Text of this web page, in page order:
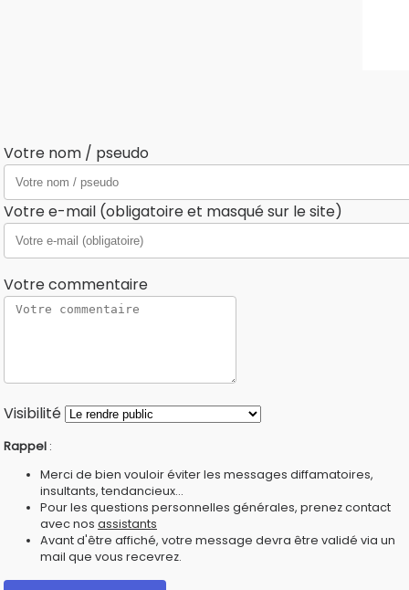
Votre nom / pseudo
Votre e-mail (obligatoire et masqué sur le site)
Votre commentaire
Visibilité
Rappel :
Merci de bien vouloir éviter les messages diffamatoires,
insultants, tendancieux...
Pour les questions personnelles générales, prenez contact
avec nos assistants
Avant d'être affiché, votre message devra être validé via un
mail que vous recevrez.